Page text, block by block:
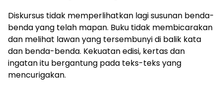
Diskursus tidak memperlihatkan lagi susunan benda-
benda yang telah mapan. Buku tidak membicarakan
dan melihat lawan yang tersembunyi di balik kata
dan benda-benda. Kekuatan edisi, kertas dan
ingatan itu bergantung pada teks-teks yang
mencurigakan.